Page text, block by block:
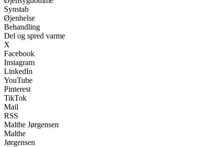
Synstab
Øjenhelse
Behandling
Del og spred varme
X
Facebook
Instagram
LinkedIn
YouTube
Pinterest
TikTok
Mail
RSS
Malthe Jørgensen
Malthe
Jørgensen